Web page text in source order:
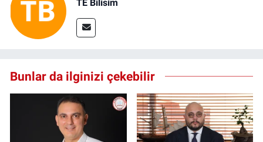
TE Bilisim
Bunlar da ilginizi çekebilir